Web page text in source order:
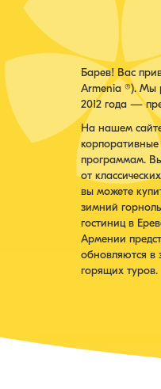
Барев! Вас
Armenia ®). Мы
2012 года —
На нашем
программам.
от
вы можете
зимний
гостиниц в
Армении
обновляются в
горящих туров.